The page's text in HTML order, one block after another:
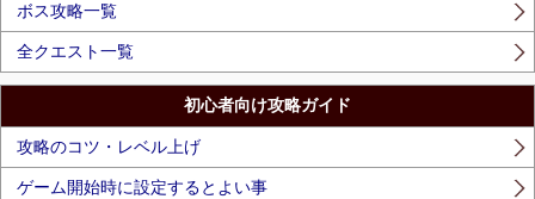
ボス攻略一覧
全クエスト一覧
初心者向け攻略ガイド
攻略のコツ・レベル上げ
ゲーム開始時に設定するとよい事